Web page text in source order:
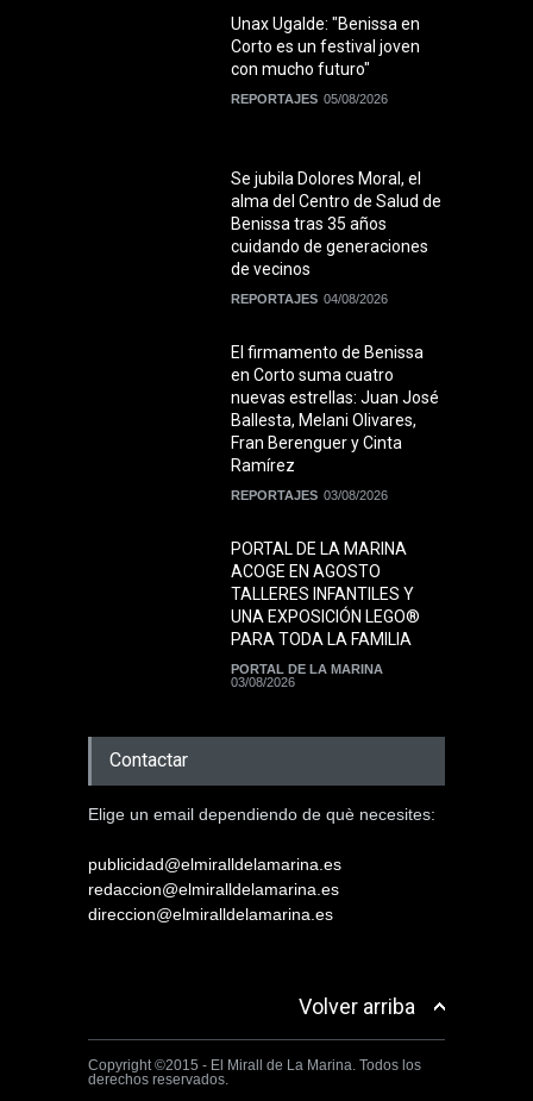
Unax Ugalde: "Benissa en
Corto es un festival joven
con mucho futuro"
REPORTAJES 05/08/2026
Se jubila Dolores Moral, el
alma del Centro de Salud de
Benissa tras 35 años
cuidando de generaciones
de vecinos
REPORTAJES 04/08/2026
El firmamento de Benissa
en Corto suma cuatro
nuevas estrellas: Juan José
Ballesta, Melani Olivares,
Fran Berenguer y Cinta
Ramírez
REPORTAJES 03/08/2026
PORTAL DE LA MARINA
ACOGE EN AGOSTO
TALLERES INFANTILES Y
UNA EXPOSICIÓN LEGO®
PARA TODA LA FAMILIA
PORTAL DE LA MARINA
03/08/2026
Contactar
Elige un email dependiendo de què necesites:
publicidad@elmiralldelamarina.es
redaccion@elmiralldelamarina.es
direccion@elmiralldelamarina.es
Volver arriba
Copyright ©2015 - El Mirall de La Marina. Todos los
derechos reservados.